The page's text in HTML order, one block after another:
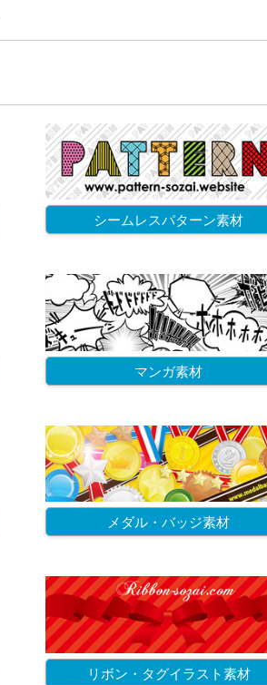
シームレスパターン素材
マンガ素材
メダル・バッジ素材
リボン・タグイラスト素材